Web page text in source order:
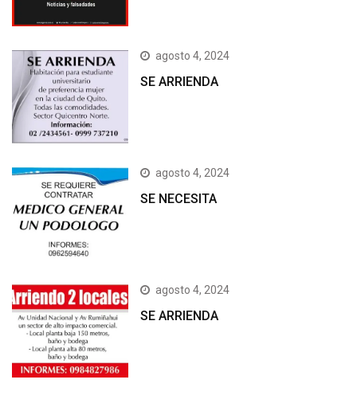
agosto 4, 2024
SE ARRIENDA
agosto 4, 2024
SE NECESITA
agosto 4, 2024
SE ARRIENDA